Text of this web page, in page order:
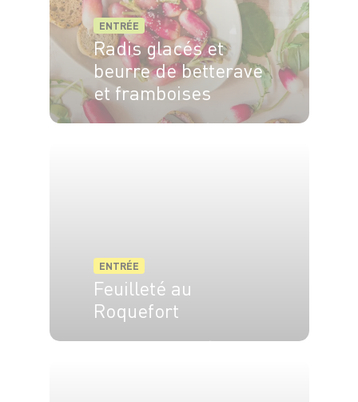
ENTRÉE
Radis glacés et
beurre de betterave
et framboises
ENTRÉE
Feuilleté au
Roquefort